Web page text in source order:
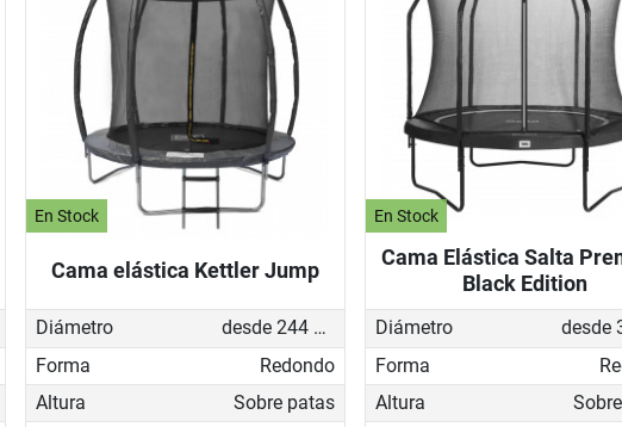
En Stock
Cama elástica Kettler Jump
Diámetro
desde 244 cm
Forma
Redondo
Altura
Sobre patas
En Stock
Cama Elástica Salta
Black Edition
Diámetro
Forma
Altura